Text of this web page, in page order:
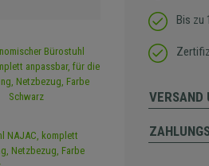
Bis zu
VERSAND